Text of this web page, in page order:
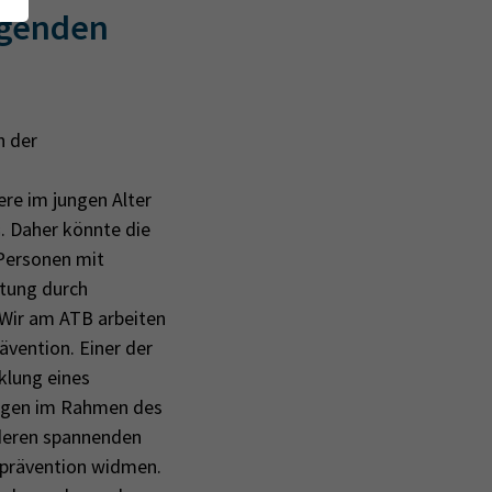
der
im jungen Alter
Daher könnte die
mit
durch
am ATB arbeiten
Einer der
eines
im Rahmen des
spannenden
widmen.